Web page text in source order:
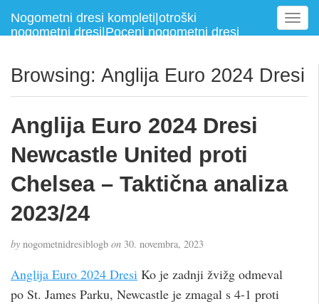
Nogometni dresi kompleti|otroški
nogometni dresi|Poceni nogometni dresi
T
o
l
e
Browsing: Anglija Euro 2024 Dresi
Anglija Euro 2024 Dresi
Newcastle United proti
Chelsea – Taktična analiza
2023/24
by nogometnidresiblogb on 30. novembra, 2023
Anglija Euro 2024 Dresi Ko je zadnji žvižg odmeval
po St. James Parku, Newcastle je zmagal s 4-1 proti